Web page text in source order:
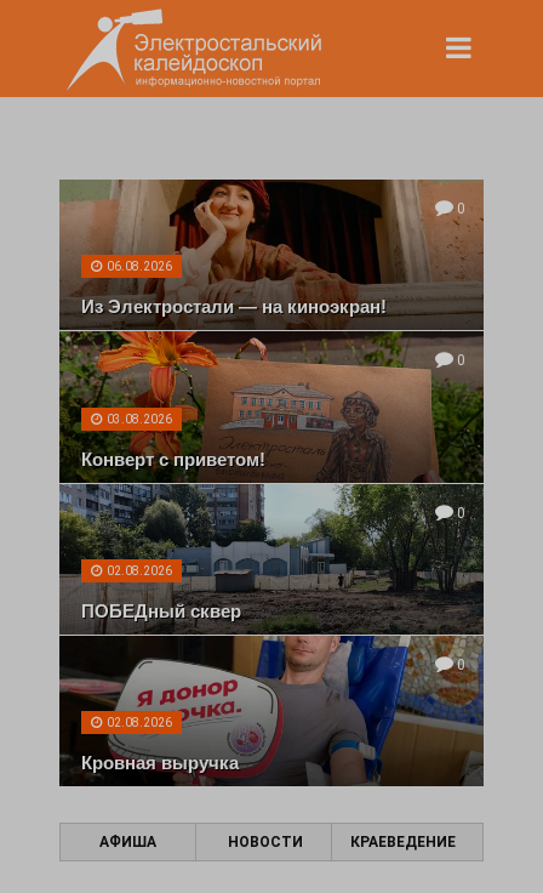
0
06.08.2026
Из Электростали — на киноэкран!
0
03.08.2026
Конверт с приветом!
0
02.08.2026
ПОБЕДный сквер
0
02.08.2026
Кровная выручка
АФИША НОВОСТИ КРАЕВЕДЕНИЕ